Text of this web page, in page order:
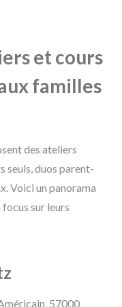
et cours
familles
des ateliers
seuls, duos parent-
Voici un panorama
focus sur leurs
57000